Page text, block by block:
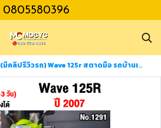
0805580396
(มีคลิปรีวิวรถ) Wave 125r สตาดมือ รถบ้านเครื่องท่อชุดสีเดิมๆ เสียงเครื่องท่อนิ่มๆ สภาพนี้หายาก เล่มเขียวชุดโอนครบ No1291